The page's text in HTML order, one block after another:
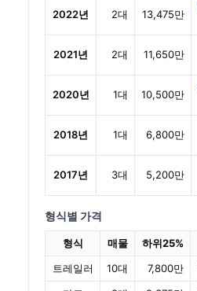
2022년 2대 13,475만
2021년 2대 11,650만
2020년 1대 10,500만
2018년 1대 6,800만
2017년 3대 5,200만
형식별 가격
형식 매물 하위25%
트레일러
10대 7,800만